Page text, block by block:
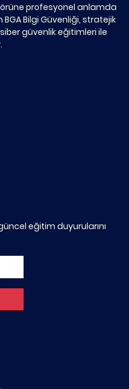
profesyonel anlamda
Bilgi Güvenliği, stratejik
güvenlik eğitimleri ile
eğitim duyurularını